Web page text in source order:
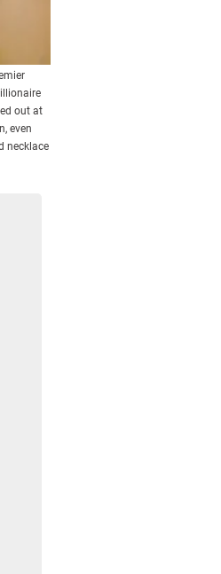
out at
even
necklace